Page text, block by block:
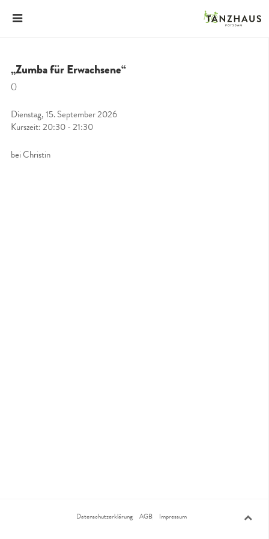
„Zumba für Erwachsene“
()
Dienstag, 15. September 2026
Kurszeit: 20:30 - 21:30
bei Christin
Datenschutzerklärung AGB Impressum